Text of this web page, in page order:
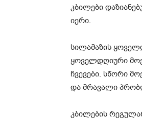
კბილები
იერი.
სილამაზის
ყოველდღიური
ჩვევები. სწორი
და მრავალი
კბილების